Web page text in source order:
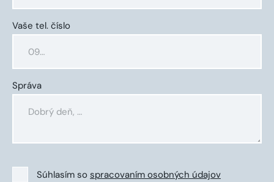
Vaše tel. číslo
Správa
Súhlasím so spracovaním osobných údajov